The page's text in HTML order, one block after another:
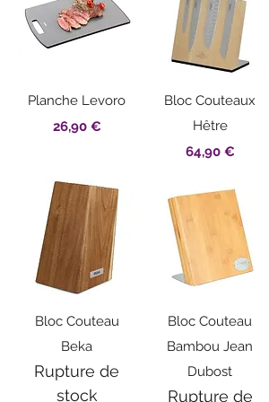
Aperçu rapide
Planche Levoro
Prix
26,90 €
Aperçu rapide
Bloc Couteaux
Hêtre
Prix
64,90 €
Aperçu rapide
Bloc Couteau
Beka
Rupture de
stock
Aperçu rapide
Bloc Couteau
Bambou Jean
Dubost
Rupture de